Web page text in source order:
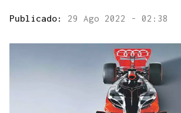
Publicado: 29 Ago 2022 - 02:38